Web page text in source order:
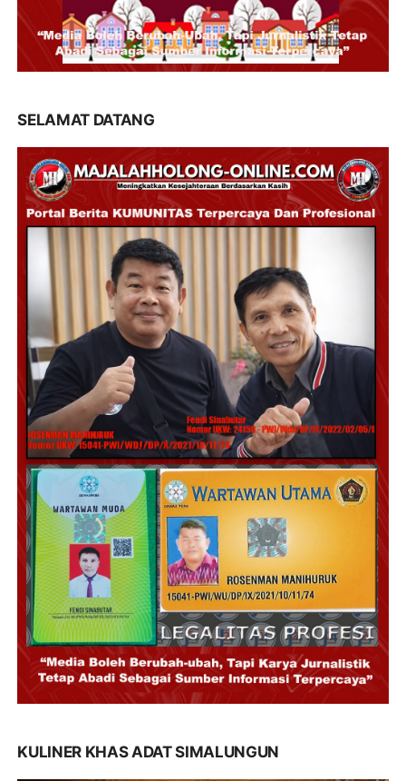
SELAMAT DATANG
KULINER KHAS ADAT SIMALUNGUN